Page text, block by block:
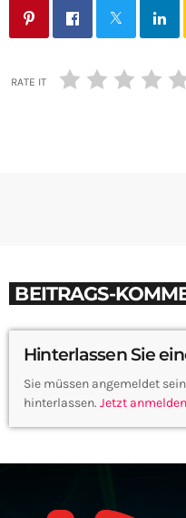
RATE IT
BEITRAGS-
Hinterlassen Sie
Sie müssen angemeldet
hinterlassen. Jetzt anmelden